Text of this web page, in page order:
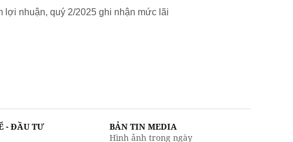
lợi nhuận, quý 2/2025 ghi nhận mức lãi
- ĐẦU TƯ
BẢN TIN MEDIA
Hình ảnh trong ngày